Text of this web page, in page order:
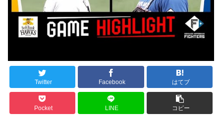
Twitter Facebook はてブ
Pocket LINE コピー